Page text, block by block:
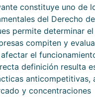
constituye uno de
del Derecho de
permite determinar
compiten y
el
definición resulta
anticompetitivas,
y concentraciones